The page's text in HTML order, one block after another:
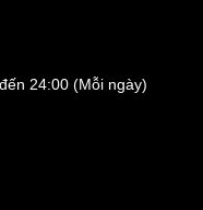
24:00 (Mỗi ngày)